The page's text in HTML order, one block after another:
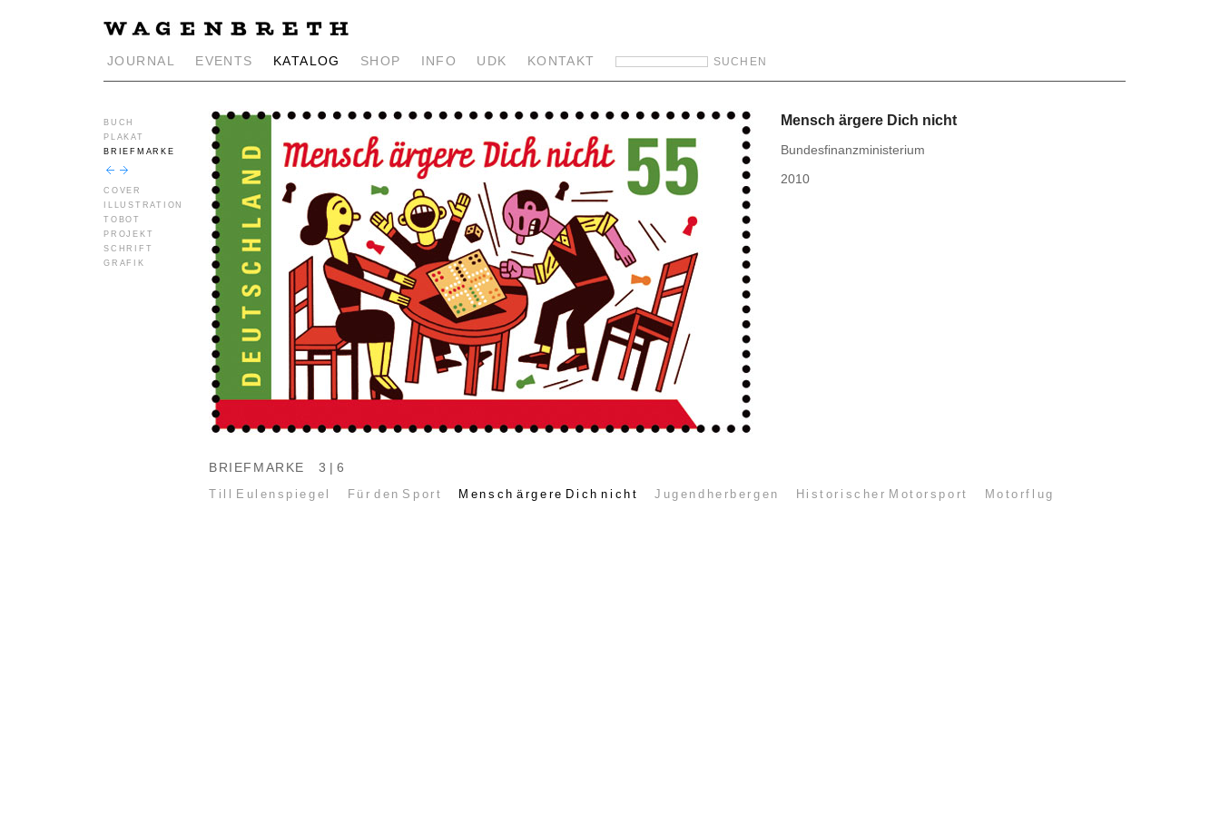
JOURNAL EVENTS KATALOG SHOP INFO UDK KONTAKT
BUCH
PLAKAT
BRIEFMARKE
COVER
ILLUSTRATION
TOBOT
PROJEKT
SCHRIFT
GRAFIK
Mensch ärgere Dich nicht
Bundesfinanzministerium
2010
BRIEFMARKE 3 | 6
Till Eulenspiegel Für den Sport Mensch ärgere Dich nicht Jugendherbergen Historischer Motorsport Motorflug